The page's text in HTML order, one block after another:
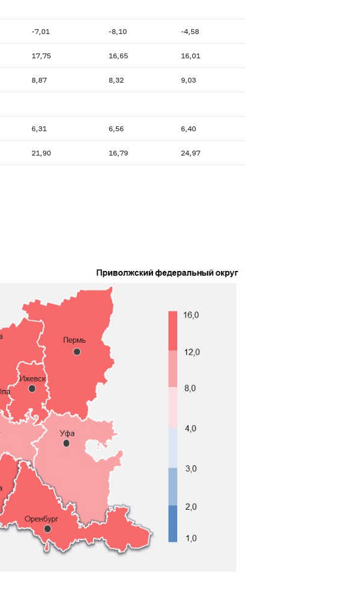
-7,01 -8,10 -4,58
17,75 16,65 16,01
8,87 8,32 9,03
6,31 6,56 6,40
21,90 16,79 24,97